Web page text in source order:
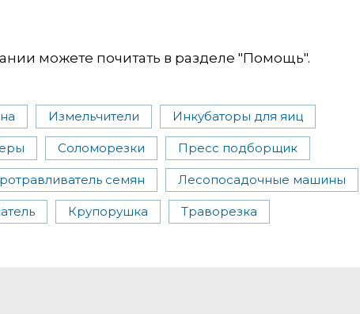
можете почитать в разделе "Помощь".
Измельчители Инкубаторы для яиц
Соломорезки Пресс подборщик
семян Лесопосадочные машины
Крупорушка Траворезка